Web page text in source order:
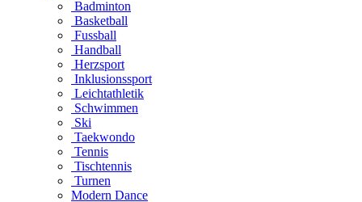
Badminton
Basketball
Fussball
Handball
Herzsport
Inklusionssport
Leichtathletik
Schwimmen
Ski
Taekwondo
Tennis
Tischtennis
Turnen
Modern Dance